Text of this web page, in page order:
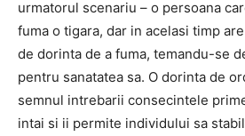
urmatorul scenariu – o persoana
fuma o tigara, dar in acelasi timp
de dorinta de a fuma, temandu-se
pentru sanatatea sa. O dorinta de
semnul intrebarii consecintele
intai si ii permite individului sa